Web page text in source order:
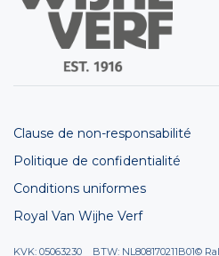
Clause de non-responsabilité
Politique de confidentialité
Conditions uniformes
Royal Van Wijhe Verf
KVK: 05063230 BTW: NL808170211B01©